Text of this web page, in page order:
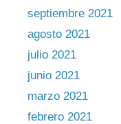
septiembre 2021
agosto 2021
julio 2021
junio 2021
marzo 2021
febrero 2021